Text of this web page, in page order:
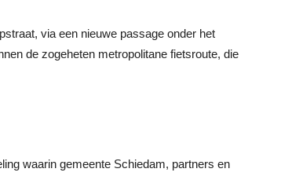
via een nieuwe passage onder het
de zogeheten metropolitane fietsroute, die
waarin gemeente Schiedam, partners en